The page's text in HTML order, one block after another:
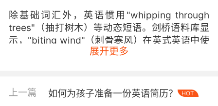
除基础词汇外，英语惯用"whipping through
trees"（抽打树木）等动态短语。剑桥语料库显
示，"biting wind"（刺骨寒风）在英式英语中使
用频率比"cold wind"高37%，这种细微差异恰是
作品中的风天描写，帮助学员建立语境认知。
展开更多
上一篇 如何为孩子准备一份英语简历？ HOT